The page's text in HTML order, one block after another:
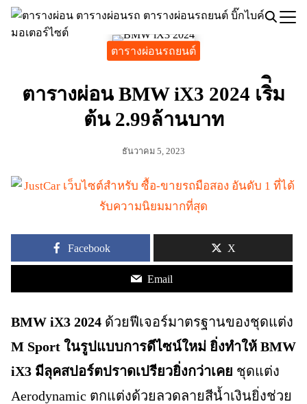
Skip
Search
ตารางผ่อนรถยนต์
ตารางผ่อน BMW iX3 2024 เริ่ิม
ต้น 2.99ล้านบาท
ธันวาคม 5, 2023
Facebook X
Email
BMW iX3 2024 ด้วยฟีเจอร์มาตรฐานของชุดแต่ง
M Sport ในรูปแบบการดีไซน์ใหม่ ยิ่งทำให้ BMW
iX3 มีลุคสปอร์ตปราดเปรียวยิ่งกว่าเคย ชุดแต่ง
Aerodynamic ตกแต่งด้วยลวดลายสีน้ำเงินยิ่งช่วย